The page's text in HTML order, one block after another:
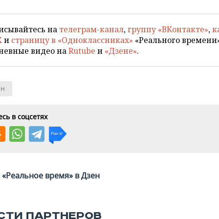
на телеграм-канал,группу «ВКонтакте»,
и страницу в «Одноклассниках» «Реального
видео наRutube и «Дзене».
в соцсетях
«Реальное время» в Дзен
ПАРТНЕРОВ